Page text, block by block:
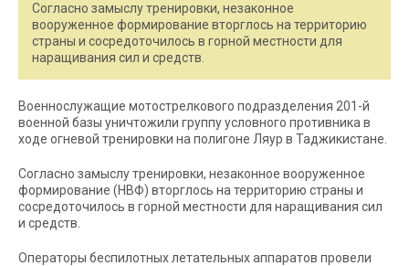
Согласно замыслу тренировки, незаконное
вооруженное формирование вторглось на территорию
страны и сосредоточилось в горной местности для
наращивания сил и средств.
Военнослужащие мотострелкового подразделения 201-й
военной базы уничтожили группу условного противника в
ходе огневой тренировки на полигоне Ляур в Таджикистане.
Согласно замыслу тренировки, незаконное вооруженное
формирование (НВФ) вторглось на территорию страны и
сосредоточилось в горной местности для наращивания сил
и средств.
Операторы беспилотных летательных аппаратов провели